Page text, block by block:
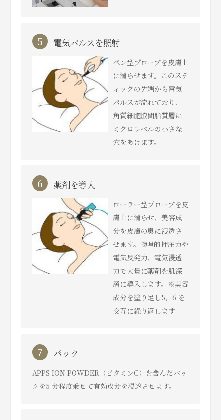
5 電気パルスを照射
ペン型プローブを皮膚上
に滑らせます。このステ
ィックの先端から電気
パルスが流れており、
角質細胞膜間脂質層に
ミクロレべルの小さな
⽳をあけます。
6 薬剤を導入
ローラー型プローブを皮
膚上に滑らせ、美容成
分を皮膚の奥に浸透さ
せます。物理的押圧力や
電気反発力、電気浸透
力で大量に薬剤を肌深
層に導入します。※美容
成分を塗り足し5，6 を
交互に繰り返します
7 パック
APPS ION POWDER（ビタミンC）を含んだパッ
クを5 分程度乗せて有効成分を浸透させます。